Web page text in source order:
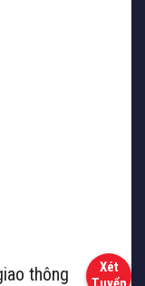
thông